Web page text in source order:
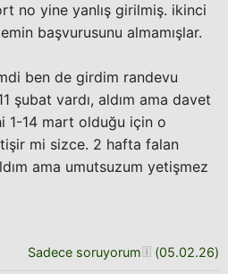
no yine yanlış girilmiş. ikinci
başvurusunu almamışlar.
ben de girdim randevu
şubat vardı, aldım ama davet
1-14 mart olduğu için o
mi sizce. 2 hafta falan
ama umutsuzum yetişmez
Sadece soruyorum (05.02.26)